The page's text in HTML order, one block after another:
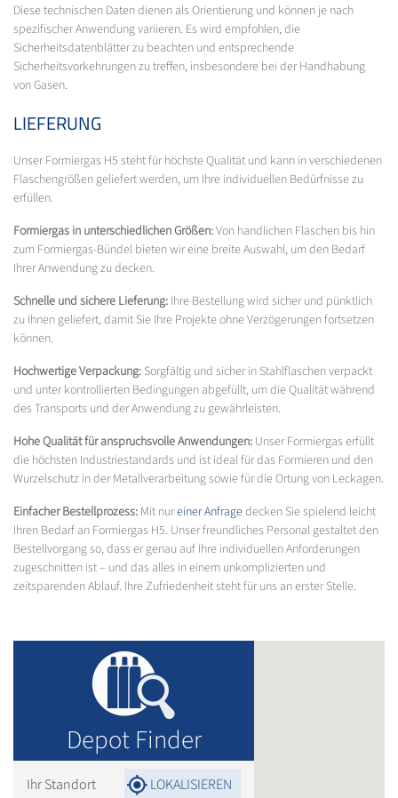
Diese technischen Daten dienen als Orientierung und können je nach
spezifischer Anwendung variieren. Es wird empfohlen, die
Sicherheitsdatenblätter zu beachten und entsprechende
Sicherheitsvorkehrungen zu treffen, insbesondere bei der Handhabung
von Gasen.
LIEFERUNG
Unser Formiergas H5 steht für höchste Qualität und kann in verschiedenen
Flaschengrößen geliefert werden, um Ihre individuellen Bedürfnisse zu
erfüllen.
Formiergas in unterschiedlichen Größen:Von handlichen Flaschen bis hin
zum Formiergas-Bündel bieten wir eine breite Auswahl, um den Bedarf
Ihrer Anwendung zu decken.
Schnelle und sichere Lieferung: Ihre Bestellung wird sicher und pünktlich
zu Ihnen geliefert, damit Sie Ihre Projekte ohne Verzögerungen fortsetzen
können.
Hochwertige Verpackung: Sorgfältig und sicher in Stahlflaschen verpackt
und unter kontrollierten Bedingungen abgefüllt, um die Qualität während
des Transports und der Anwendung zu gewährleisten.
Hohe Qualität für anspruchsvolle Anwendungen: Unser Formiergas erfüllt
die höchsten Industriestandards und ist ideal für das Formieren und den
Wurzelschutz in der Metallverarbeitung sowie für die Ortung von Leckagen.
Einfacher Bestellprozess: Mit nureiner Anfragedecken Sie spielend leicht
Ihren Bedarf an Formiergas H5. Unser freundliches Personal gestaltet den
Bestellvorgang so, dass er genau auf Ihre individuellen Anforderungen
zugeschnitten ist – und das alles in einem unkomplizierten und
zeitsparenden Ablauf. Ihre Zufriedenheit steht für uns an erster Stelle.
Depot Finder
Ihr Standort LOKALISIEREN